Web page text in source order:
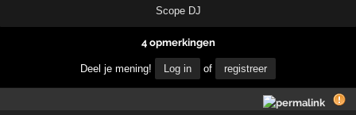
Scope DJ
4 opmerkingen
Deel je mening! Log in of registreer